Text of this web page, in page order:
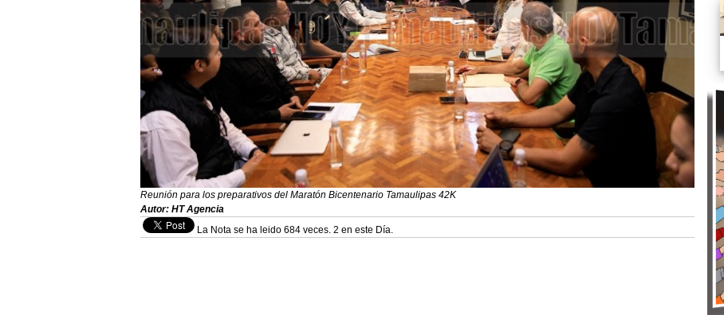
Reunión para los preparativos del Maratón Bicentenario Tamaulipas 42K
Autor: HT Agencia
La Nota se ha leido 684 veces. 2 en este Día.